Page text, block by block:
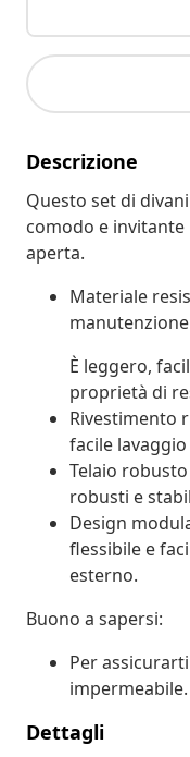
Descrizione
Questo set di
comodo e
aperta.
Materiale
È leggero,
proprietà di
Rivestimento
facile
Telaio
robusti e
Design
flessibile e
esterno.
Buono a sapersi:
Per
impermeabile.
Dettagli